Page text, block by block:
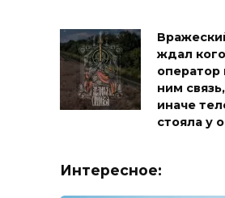
ждал
оператор
ним
иначе
стояла у
Интересное: